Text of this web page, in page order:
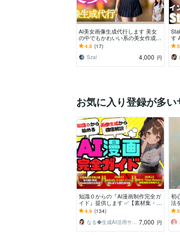
AI美女画像生成代行します 美女
の中でもかわいい系の美女作成を
得意とします！
4.8 (17)
Szai
4,000 円
す
ン
い
お気に入り登録が多い
知識０からの『AI漫画制作完全ガ
イド』提供します ✅【素材集・テ
ンプレ付】初心者でもAI漫画家に
なれる攻略本
4.9 (134)
なる◆生成AI活用サポート 7,000 円
初
法
す